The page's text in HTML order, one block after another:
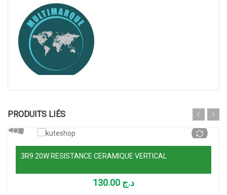
PRODUITS LIÉS
3R9 20W RESISTANCE CERAMIQUE VERTICAL
د.ج